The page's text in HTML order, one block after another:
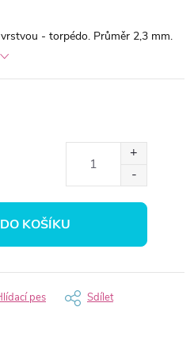
- torpédo. Průměr 2,3 mm.
KOŠÍKU
pes Sdílet